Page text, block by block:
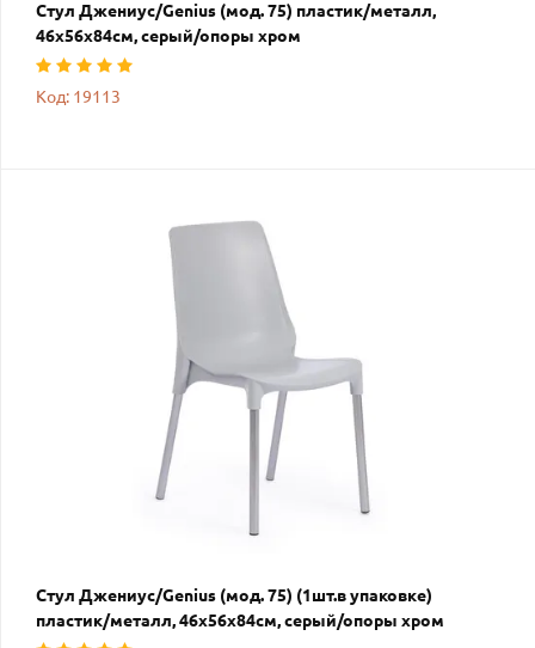
Стул Джениус/Genius (мод. 75) пластик/металл,
46x56x84cм, серый/опоры хром
Код: 19113
Стул Джениус/Genius (мод. 75) (1шт.в упаковке)
пластик/металл, 46x56x84cм, серый/опоры хром